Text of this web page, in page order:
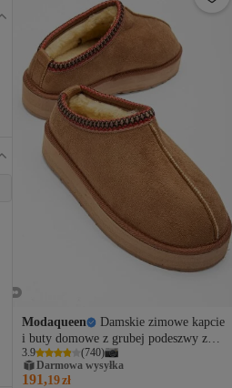
Modaqueen
Damskie zimowe kapcie
i buty domowe z grubej podeszwy z
futra zamszowego
3.9 (740)
Darmowa wysyłka
191,19zł